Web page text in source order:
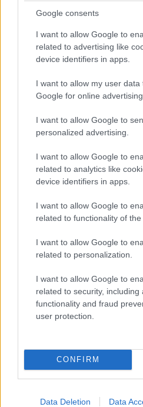
Google consents
I want to allow Google to
related to advertising like
device identifiers in apps.
I want to allow my user data
Google for online
I want to allow Google to
personalized advertising.
I want to allow Google to
related to analytics like
device identifiers in apps.
I want to allow Google to
related to functionality of the
I want to allow Google to
related to personalization.
I want to allow Google to
related to security, including
functionality and fraud
user protection.
CONFIRM
Data Deletion Data
@ sea
Είναι!! 25·08·2023
Γεγονός, ότι τον
@Ειναι
Σου δίνουν καλό
Μην ανησυχείς σε
ο Γεροτσολιας θα